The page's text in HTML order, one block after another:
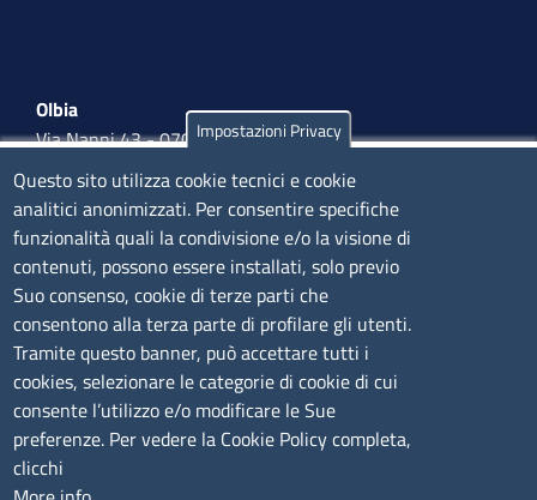
Olbia
Via Nanni 43 - 07026 Olbia
Tel. 0789 66122 | 0789 69580
mail: ufficio.olbia@ss.camcom.it
lunedì al venerdì: 9,00 - 12,00; lunedì pomeriggio: 16,00
- 17,00
CONTATTI
Camera di Commercio, Industria, Artigianato e
Agricoltura di Sassari
PEC
Impostazioni Privacy
Questo sito utilizza cookie tecnici e cookie
analitici anonimizzati. Per consentire specifiche
funzionalità quali la condivisione e/o la visione di
contenuti, possono essere installati, solo previo
Suo consenso, cookie di terze parti che
consentono alla terza parte di profilare gli utenti.
Tramite questo banner, può accettare tutti i
cookies, selezionare le categorie di cookie di cui
consente l’utilizzo e/o modificare le Sue
preferenze. Per vedere la Cookie Policy completa,
clicchi